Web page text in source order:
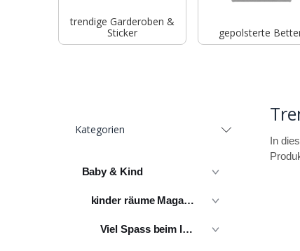
trendige Garderoben &
Sticker
gepolsterte
Kategorien
Baby & Kind
kinder räume Magazin
Viel Spass beim lesen
In